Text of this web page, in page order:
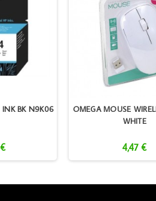
INK BK N9K06
OMEGA MOUSE
WHITE
4,47 €